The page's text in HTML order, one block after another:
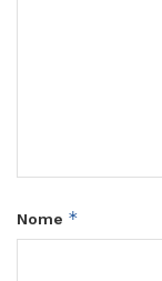
Nome *